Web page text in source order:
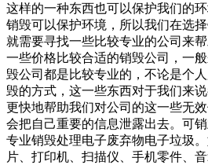
这样的一种东西也可以保护我们的
销毁可以保护环境，所以我们在选
就需要寻找一些比较专业的公司来
一些价格比较合适的销毁公司，一
毁公司都是比较专业的，不论是个
毁的方式，这一些东西对于我们来
更快地帮助我们对公司的这一些无
会把自己重要的信息泄露出去。可
专业销毁处理电子废弃物电子垃圾
片、打印机、扫描仪、手机零件、